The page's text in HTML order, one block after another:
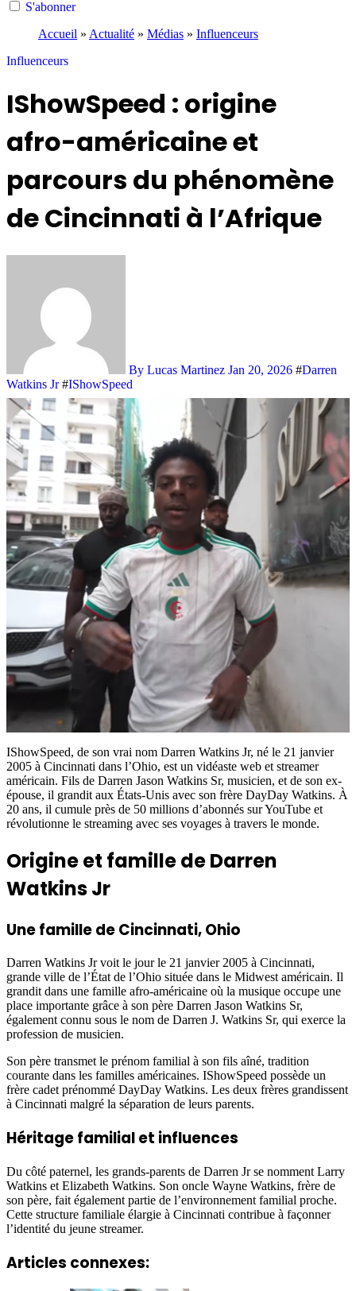
S'abonner
Accueil » Actualité » Médias » Influenceurs
Influenceurs
IShowSpeed : origine
afro-américaine et
parcours du phénomène
de Cincinnati à l’Afrique
By Lucas Martinez Jan 20, 2026 #Darren
Watkins Jr#IShowSpeed
IShowSpeed, de son vrai nom Darren Watkins Jr, né le 21 janvier
2005 à Cincinnati dans l’Ohio, est un vidéaste web et streamer
américain. Fils de Darren Jason Watkins Sr, musicien, et de son ex-
épouse, il grandit aux États-Unis avec son frère DayDay Watkins. À
20 ans, il cumule près de 50 millions d’abonnés sur YouTube et
révolutionne le streaming avec ses voyages à travers le monde.
Origine et famille de Darren
Watkins Jr
Une famille de Cincinnati, Ohio
Darren Watkins Jr voit le jour le 21 janvier 2005 à Cincinnati,
grande ville de l’État de l’Ohio située dans le Midwest américain. Il
grandit dans une famille afro-américaine où la musique occupe une
place importante grâce à son père Darren Jason Watkins Sr,
également connu sous le nom de Darren J. Watkins Sr, qui exerce la
profession de musicien.
Son père transmet le prénom familial à son fils aîné, tradition
courante dans les familles américaines. IShowSpeed possède un
frère cadet prénommé DayDay Watkins. Les deux frères grandissent
à Cincinnati malgré la séparation de leurs parents.
Héritage familial et influences
Du côté paternel, les grands-parents de Darren Jr se nomment Larry
Watkins et Elizabeth Watkins. Son oncle Wayne Watkins, frère de
son père, fait également partie de l’environnement familial proche.
Cette structure familiale élargie à Cincinnati contribue à façonner
l’identité du jeune streamer.
Articles connexes: